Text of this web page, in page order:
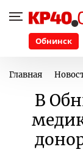
Обнинск
Главная
В